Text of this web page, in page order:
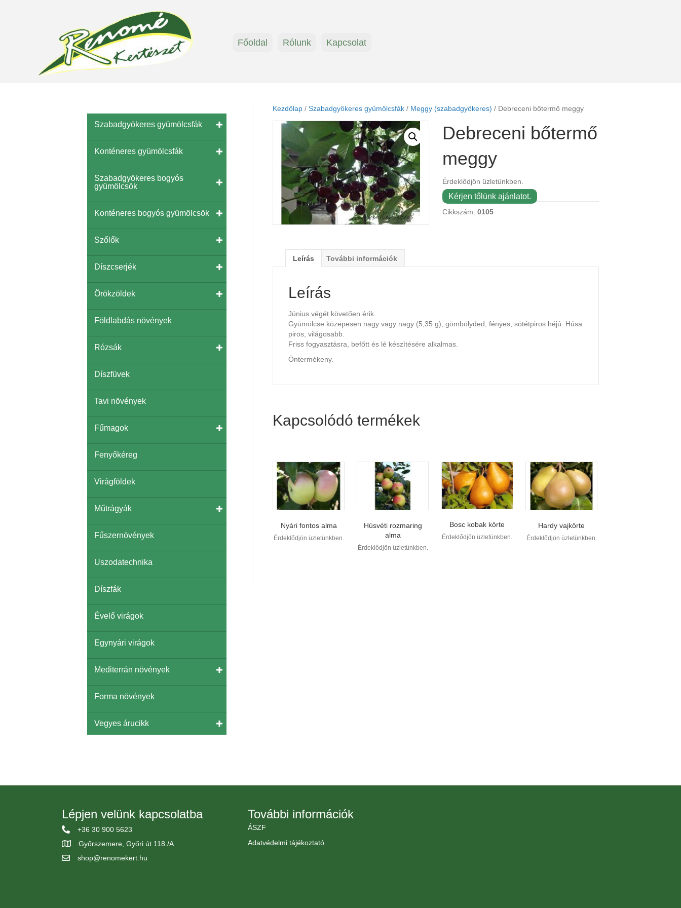
Főoldal Rólunk Kapcsolat
Kezdőlap / Szabadgyökeres gyümölcsfák / Meggy (szabadgyökeres) / Debreceni bőtermő meggy
Debreceni bőtermő
meggy
Érdeklődjön üzletünkben.
Kérjen tőlünk ajánlatot.
Cikkszám: 0105
Leírás További információk
Leírás
Június végét követően érik.
Gyümölcse közepesen nagy vagy nagy (5,35 g), gömbölyded, fényes, sötétpiros héjú. Húsa
piros, világosabb.
Friss fogyasztásra, befőtt és lé készítésére alkalmas.
Öntermékeny.
Kapcsolódó termékek
Nyári fontos alma
Érdeklődjön üzletünkben.
Húsvéti rozmaring
alma
Érdeklődjön üzletünkben.
Bosc kobak körte
Érdeklődjön üzletünkben.
Hardy vajkörte
Érdeklődjön üzletünkben.
Szabadgyökeres gyümölcsfák
Konténeres gyümölcsfák
Szabadgyökeres bogyós
gyümölcsök
Konténeres bogyós gyümölcsök
Szőlők
Díszcserjék
Örökzöldek
Földlabdás növények
Rózsák
Díszfüvek
Tavi növények
Fűmagok
Fenyőkéreg
Virágföldek
Műtrágyák
Fűszernövények
Uszodatechnika
Díszfák
Évelő virágok
Egynyári virágok
Mediterrán növények
Forma növények
Vegyes árucikk
Lépjen velünk kapcsolatba
+36 30 900 5623
Győrszemere, Győri út 118./A
shop@renomekert.hu
További információk
ÁSZF
Adatvédelmi tájékoztató